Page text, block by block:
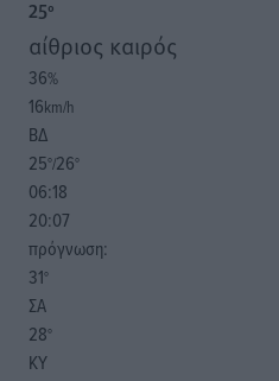
25°
αίθριος καιρός
36%
16km/h
ΒΔ
25°/26°
06:18
20:07
πρόγνωση:
31°
ΣΑ
28°
ΚΥ